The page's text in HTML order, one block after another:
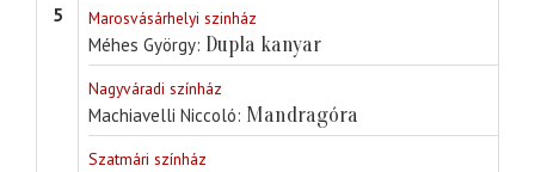
5 Marosvásárhelyi szinház
Méhes György Dupla kanyar
Nagyváradi színház
Machiavelli Niccoló Mandragóra
Szatmári színház